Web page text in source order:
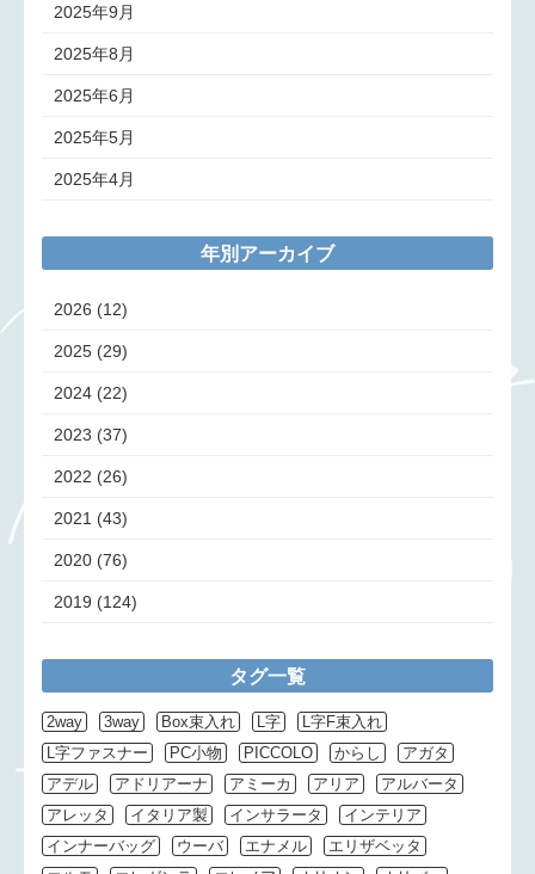
2025年9月
2025年8月
2025年6月
2025年5月
2025年4月
年別アーカイブ
2026 (12)
2025 (29)
2024 (22)
2023 (37)
2022 (26)
2021 (43)
2020 (76)
2019 (124)
タグ一覧
2way 3way Box束入れ L字
L字F束入れ
L字ファスナー
PC小物 PICCOLO からし
アガタ
アデル
アドリアーナ アミーカ アリア
アルバータ
アレッタ
イタリア製 インサラータ
インテリア
インナーバッグ
ウーバ エナメル
エリザベッタ